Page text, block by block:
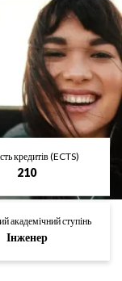
кредитів (ECTS)
210
академічний ступінь
Інженер